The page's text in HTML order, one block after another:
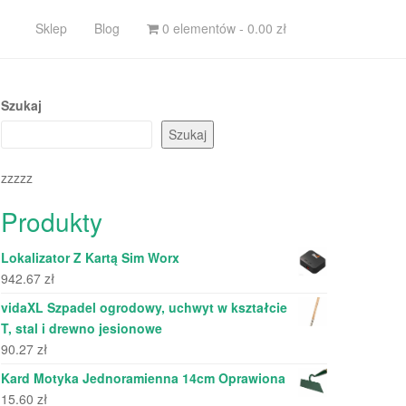
Sklep Blog 0 elementów - 0.00 zł
Szukaj
Szukaj
zzzzz
Produkty
Lokalizator Z Kartą Sim Worx
942.67 zł
vidaXL Szpadel ogrodowy, uchwyt w kształcie
T, stal i drewno jesionowe
90.27 zł
Kard Motyka Jednoramienna 14cm Oprawiona
15.60 zł